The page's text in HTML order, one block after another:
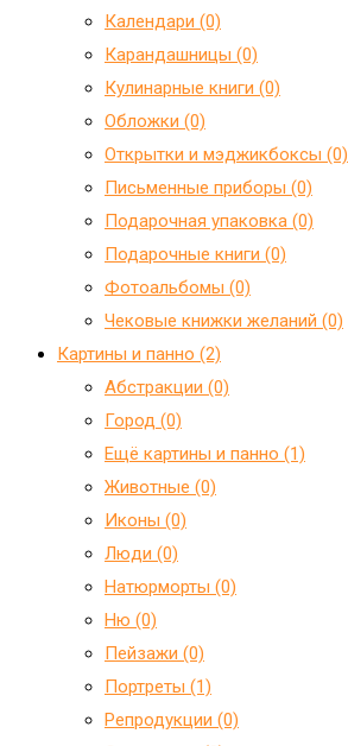
Календари (0)
Карандашницы (0)
Кулинарные книги (0)
Обложки (0)
Открытки и мэджикбоксы (0)
Письменные приборы (0)
Подарочная упаковка (0)
Подарочные книги (0)
Фотоальбомы (0)
Чековые книжки желаний (0)
Картины и панно (2)
Абстракции (0)
Город (0)
Ещё картины и панно (1)
Животные (0)
Иконы (0)
Люди (0)
Натюрморты (0)
Ню (0)
Пейзажи (0)
Портреты (1)
Репродукции (0)